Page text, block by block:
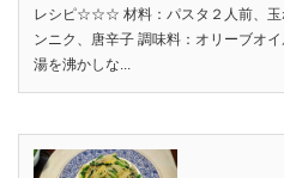
レシピ☆☆☆ 材料：パスタ２人前、玉
ンニク、唐辛子 調味料：オリーブオ
湯を沸かしな...